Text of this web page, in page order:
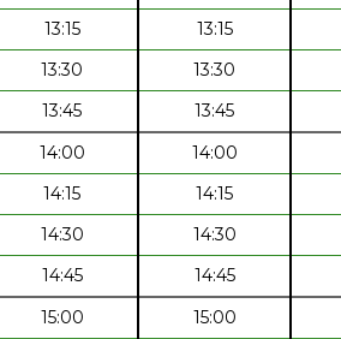
13:15 13:15
13:30 13:30
13:45 13:45
14:00 14:00
14:15 14:15
14:30 14:30
14:45 14:45
15:00 15:00